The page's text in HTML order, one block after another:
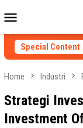
to
contentMenu
Special Content
Home Industri
Strategi
Investment